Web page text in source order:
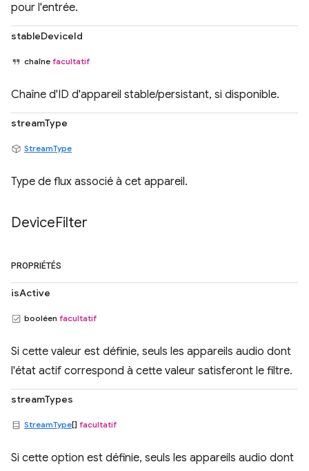
pour l'entrée.
stableDeviceId
chaîne facultatif
Chaîne d'ID d'appareil stable/persistant, si disponible.
streamType
StreamType
Type de flux associé à cet appareil.
DeviceFilter
PROPRIÉTÉS
isActive
booléen facultatif
Si cette valeur est définie, seuls les appareils audio dont
l'état actif correspond à cette valeur satisferont le filtre.
streamTypes
StreamType[] facultatif
Si cette option est définie, seuls les appareils audio dont